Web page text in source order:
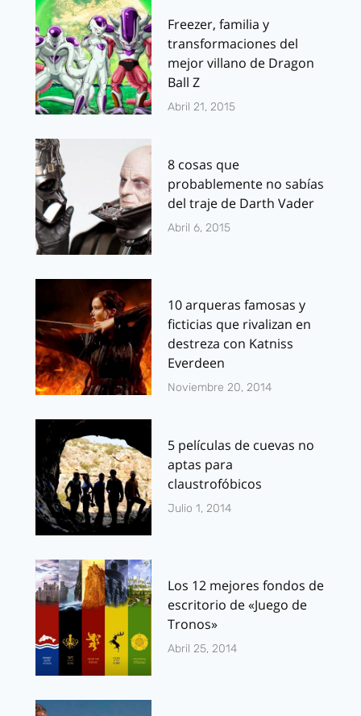
Freezer, familia y
transformaciones del
mejor villano de Dragon
Ball Z
Abril 21, 2015
8 cosas que
probablemente no sabías
del traje de Darth Vader
Abril 6, 2015
10 arqueras famosas y
ficticias que rivalizan en
destreza con Katniss
Everdeen
Noviembre 20, 2014
5 películas de cuevas no
aptas para
claustrofóbicos
Julio 1, 2014
Los 12 mejores fondos de
escritorio de «Juego de
Tronos»
Abril 25, 2014